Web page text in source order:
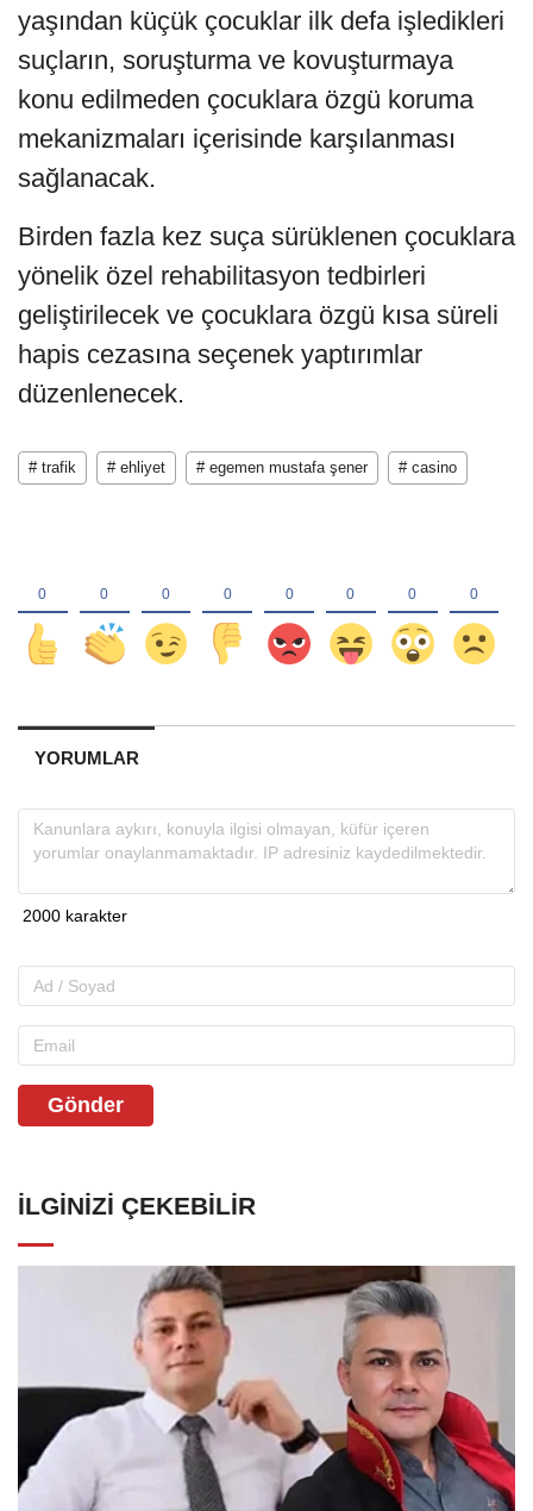
yaşından küçük çocuklar ilk defa işledikleri
suçların, soruşturma ve kovuşturmaya
konu edilmeden çocuklara özgü koruma
mekanizmaları içerisinde karşılanması
sağlanacak.
Birden fazla kez suça sürüklenen çocuklara
yönelik özel rehabilitasyon tedbirleri
geliştirilecek ve çocuklara özgü kısa süreli
hapis cezasına seçenek yaptırımlar
düzenlenecek.
# trafik # ehliyet # egemen mustafa şener # casino
YORUMLAR
Gönder
İLGINIZI ÇEKEBILIR